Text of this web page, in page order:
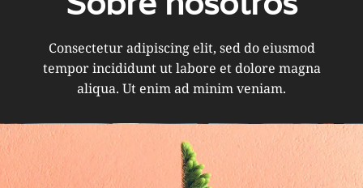
Consectetur adipiscing elit, sed do eiusmod
tempor incididunt ut labore et dolore magna
aliqua. Ut enim ad minim veniam.